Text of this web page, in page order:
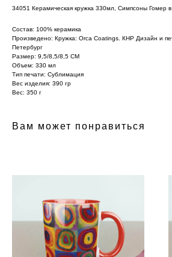
34051 Керамическая кружка 330мл, Симпсоны Гомер
Состав: 100% керамика
Произведено: Кружка: Orca Coatings. КНР Дизайн и
Петербург
Размер: 9,5/8,5/8,5 СМ
Объем: 330 мл
Тип печати: Сублимация
Вес изделия: 390 гр
Вес: 350 г
Вам может понравиться